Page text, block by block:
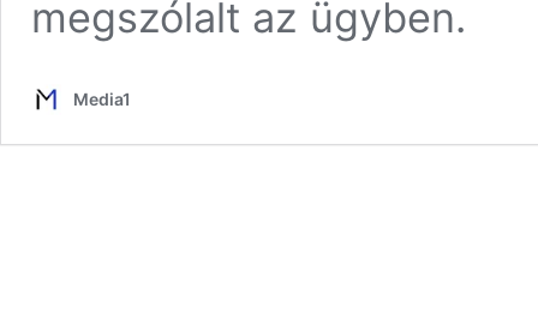
megszólalt az ügyben.
Media1